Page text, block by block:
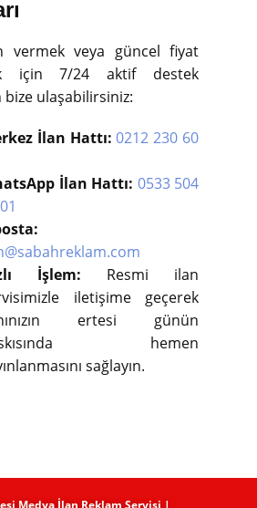
vermek veya güncel fiyat
için 7/24 aktif destek
bize ulaşabilirsiniz:
İlan Hattı: 0212 230 60
İlan Hattı: 0533 504
İşlem: Resmi ilan
iletişime geçerek
ertesi günün
hemen
sağlayın.
Medya​ İlan Reklam Servisi |